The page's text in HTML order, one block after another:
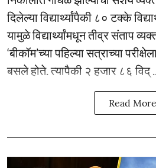
दिलेल्या विद्यार्थ्यांपैकी ८० टक्के
यामुळे विद्यार्थ्यांमधून तीव्र संताप
‘बीकॉम’च्या पहिल्या सत्राच्या
बसले होते. त्यापैकी २ हजार ८६ विद्
Read More